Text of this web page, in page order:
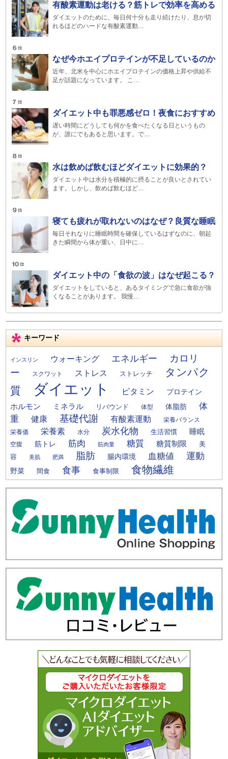
有酸素運動は老ける？筋トレで効率を高める
ダイエットのために、毎日何十分も走り続けたり、息が切
れるほどのハードな有酸素運動…
なぜ今ホエイプロテインが不足しているのか
近年、北米を中心にホエイプロテインの価格上昇や供給不
足が話題になっています。 こ…
ダイエット中も罪悪感ゼロ！夜食におすすめ
遅い時間にどうしても何かを食べたくなる日というもの
が、誰にでもあると思います。で…
水は飲めば飲むほどダイエットに効果的？
ダイエット中は水分を積極的に摂ることが良いとされてい
ます。しかし、飲めば飲むほど…
寝ても疲れが取れないのはなぜ？良質な睡眠
毎日それなりに睡眠時間を確保しているはずなのに、朝起
きた瞬間から体が重い、日中に…
ダイエット中の「食欲の波」はなぜ起こる？
ダイエットをしていると、あるタイミングで急に食欲が強
くなることがあります。 我慢…
キーワード
インスリン ウォーキング エネルギー
カロリ
ー
スクワット ストレス ストレッチ
タンパク
質
ダイエット ビタミン プロテイン
ホルモン ミネラル リバウンド 体型 体脂肪
体
重
健康 基礎代謝 有酸素運動 栄養バランス
栄養価 栄養素 水分 炭水化物 生活習慣 睡眠
空腹 筋トレ 筋肉 筋肉量 糖質 糖質制限
美
容
美肌 肥満 脂肪 腸内環境 血糖値 運動
野菜 間食 食事 食事制限 食物繊維